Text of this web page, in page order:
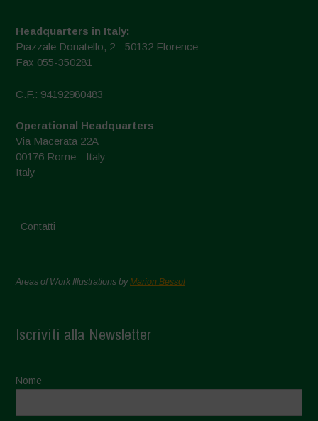
Headquarters in Italy:
Piazzale Donatello, 2 - 50132 Florence
Fax 055-350281
C.F.: 94192980483
Operational Headquarters
Via Macerata 22A
00176 Rome - Italy
Italy
Contatti
Areas of Work Illustrations byMarion Bessol
Iscriviti alla Newsletter
Nome